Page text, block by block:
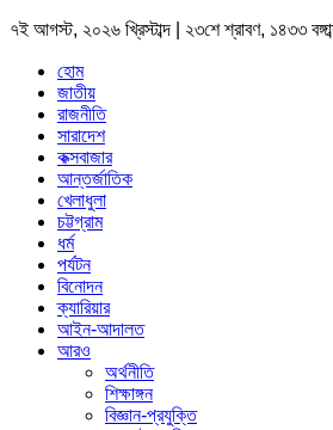
৭ই আগস্ট, ২০২৬ খ্রিস্টাব্দ | ২৩শে শ্রাবণ, ১৪৩৩
হোম
জাতীয়
রাজনীতি
সারাদেশ
কক্সবাজার
আন্তর্জাতিক
খেলাধুলা
চট্টগ্রাম
ধর্ম
পর্যটন
বিনোদন
ক্যারিয়ার
আইন-আদালত
আরও
অর্থনীতি
শিক্ষাঙ্গন
বিজ্ঞান-প্রযুক্তি